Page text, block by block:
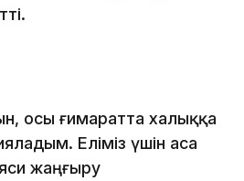
осы ғимаратта халыққа
Еліміз үшін аса
жаңғыру